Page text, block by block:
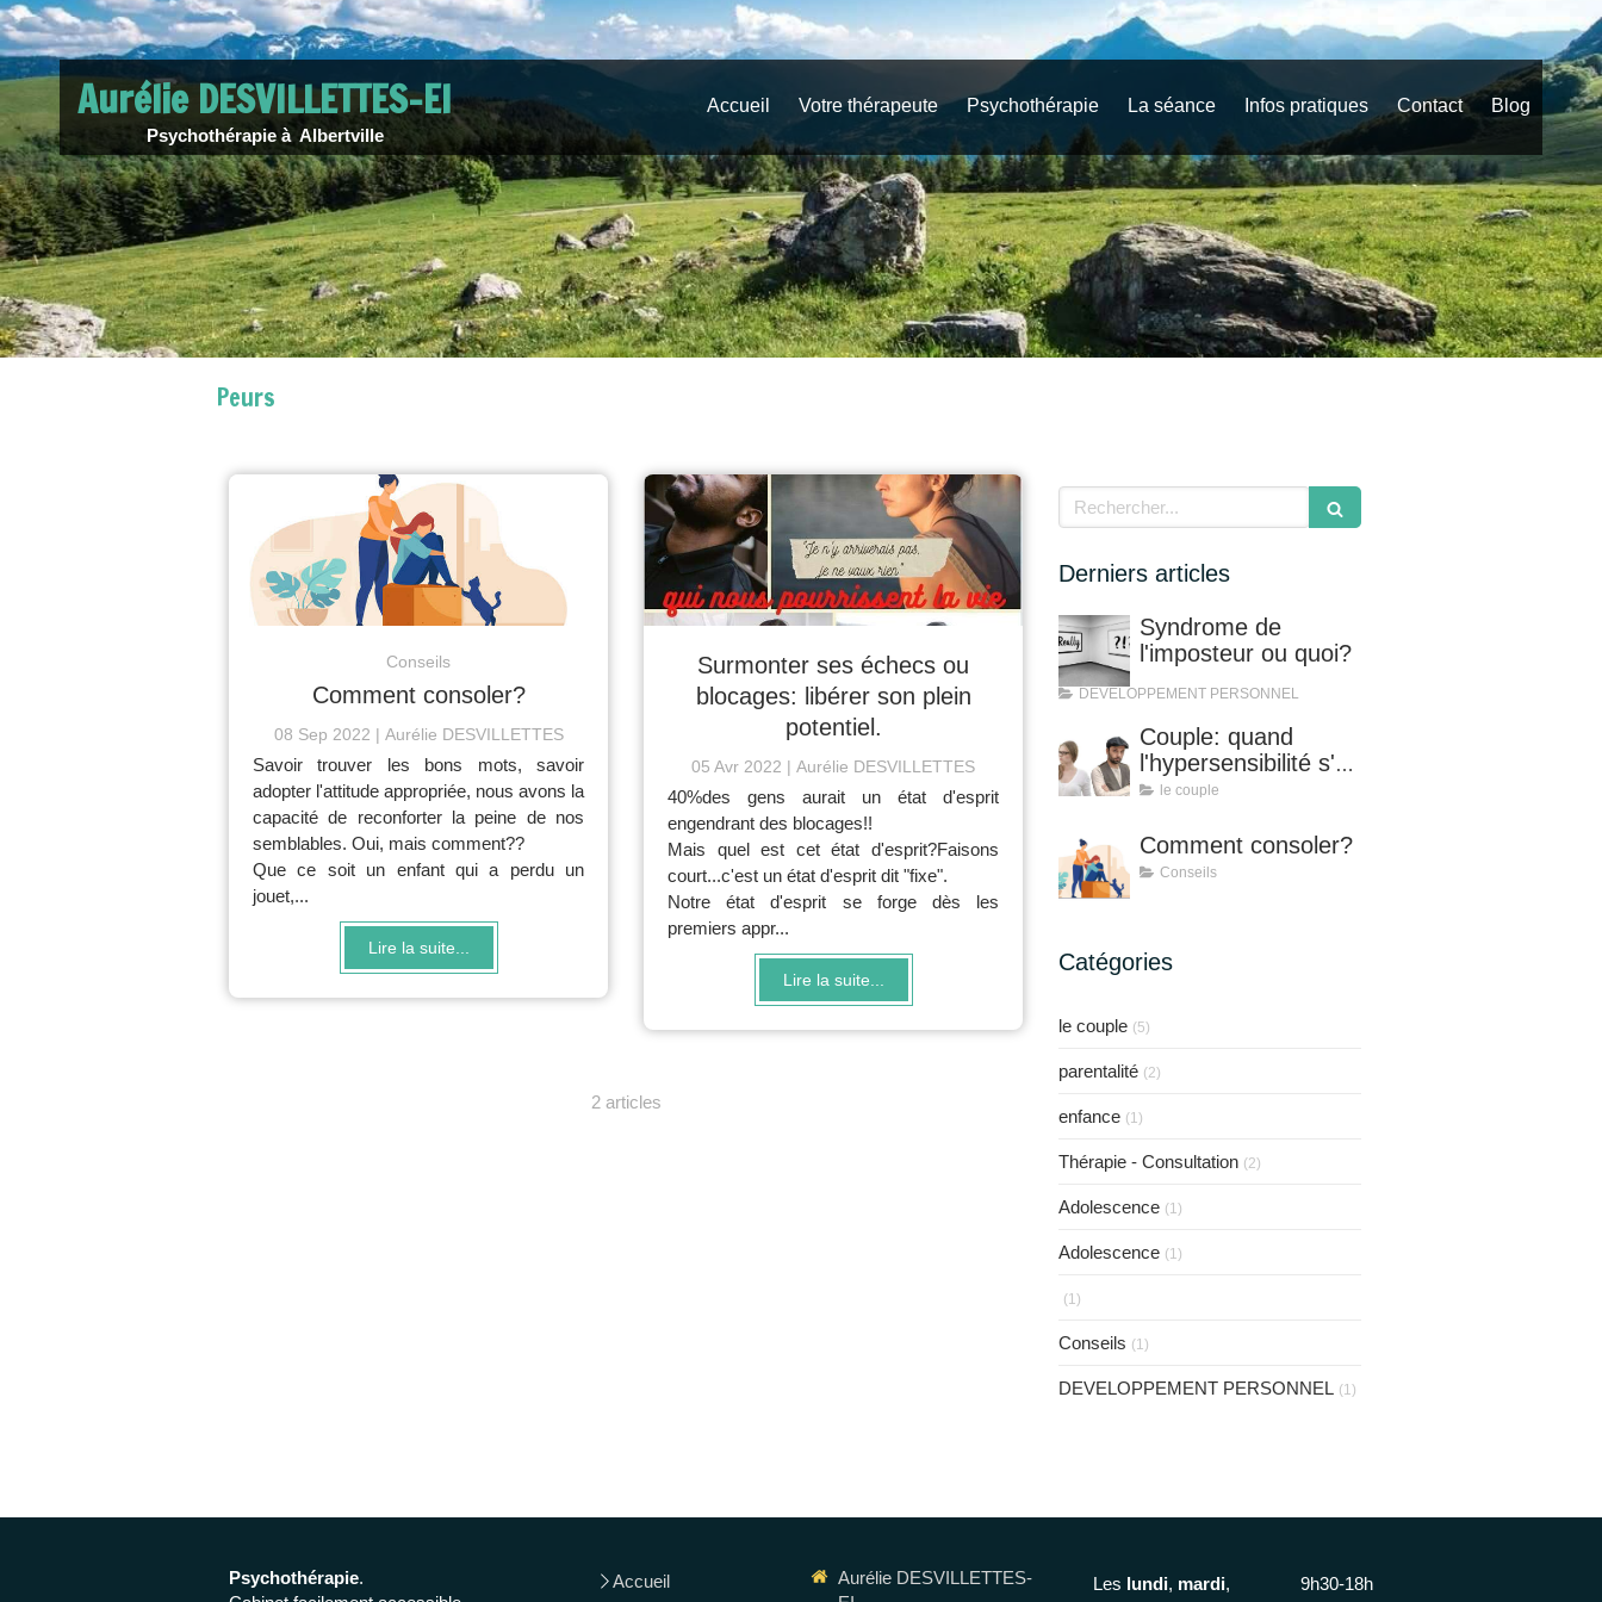
Accueil Votre thérapeute Psychothérapie La séance Infos pratiques Contact Blog
Aurélie DESVILLETTES-EI
Psychothérapie à Albertville
Peurs
Conseils
Comment consoler?
08 Sep 2022 Aurélie DESVILLETTES
Savoir trouver les bons mots, savoir
adopter l'attitude appropriée, nous avons la
capacité de reconforter la peine de nos
semblables. Oui, mais comment??
Que ce soit un enfant qui a perdu un
jouet,...
Lire la suite...
Surmonter ses échecs ou
blocages: libérer son plein
potentiel.
05 Avr 2022 Aurélie DESVILLETTES
40%des gens aurait un état d'esprit
engendrant des blocages!!
Mais quel est cet état d'esprit?Faisons
court...c'est un état d'esprit dit "fixe".
Notre état d'esprit se forge dès les
premiers appr...
Lire la suite...
2 articles
Rechercher
Derniers articles
Syndrome de
l'imposteur ou quoi?
DEVELOPPEMENT PERSONNEL
Couple: quand
l'hypersensibilité s'en
mêle!
le couple
Comment consoler?
Conseils
Catégories
le couple (5)
parentalité (2)
enfance (1)
Thérapie - Consultation (2)
Adolescence (1)
Adolescence (1)
(1)
Conseils (1)
DEVELOPPEMENT PERSONNEL (1)
Psychothérapie.
Accueil
Aurélie DESVILLETTES-
Les lundi, mardi,
9h30-18h